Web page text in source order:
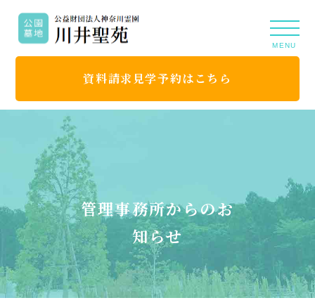
MENU
資料請求見学予約はこちら
管理事務所からのお
知らせ